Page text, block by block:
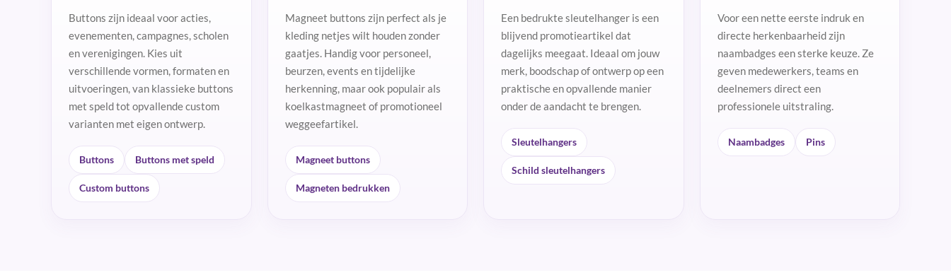
Buttons zijn ideaal voor acties,
evenementen, campagnes, scholen
en verenigingen. Kies uit
verschillende vormen, formaten en
uitvoeringen, van klassieke buttons
met speld tot opvallende custom
varianten met eigen ontwerp.
Buttons Buttons met speld
Custom buttons
Magneet buttons zijn perfect als je
kleding netjes wilt houden zonder
gaatjes. Handig voor personeel,
beurzen, events en tijdelijke
herkenning, maar ook populair als
koelkastmagneet of promotioneel
weggeefartikel.
Magneet buttons
Magneten bedrukken
Een bedrukte sleutelhanger is een
blijvend promotieartikel dat
dagelijks meegaat. Ideaal om jouw
merk, boodschap of ontwerp op een
praktische en opvallende manier
onder de aandacht te brengen.
Sleutelhangers
Schild sleutelhangers
Voor een nette eerste indruk en
directe herkenbaarheid zijn
naambadges een sterke keuze. Ze
geven medewerkers, teams en
deelnemers direct een
professionele uitstraling.
Naambadges Pins